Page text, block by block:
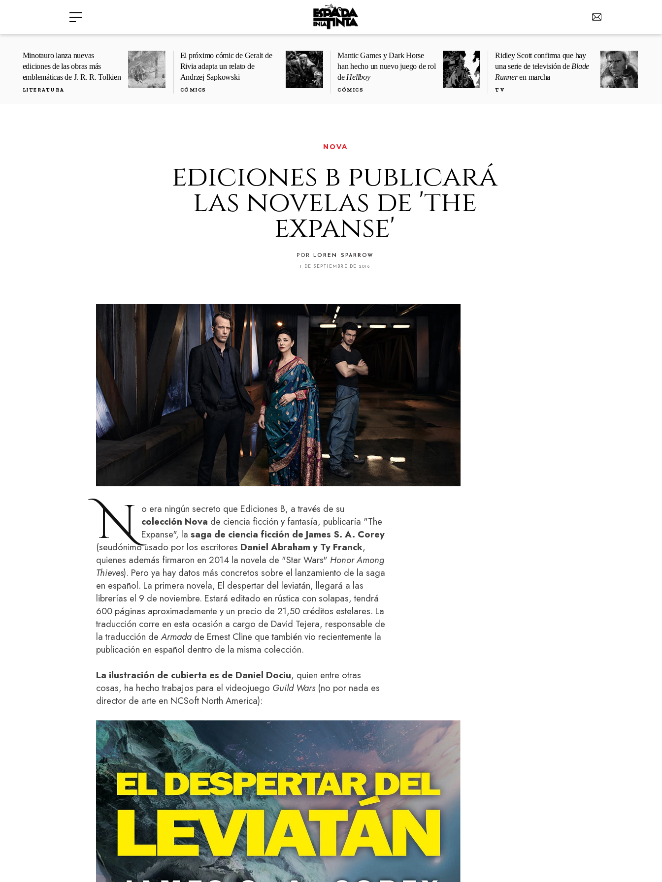
Minotauro lanza nuevas
ediciones de las obras más
emblemáticas de J. R. R. Tolkien
LITERATURA
El próximo cómic de Geralt de
Rivia adapta un relato de
Andrzej Sapkowski
CÓMICS
Mantic Games y Dark Horse
han hecho un nuevo juego de rol
de Hellboy
CÓMICS
Ridley Scott confirma que hay
una serie de televisión de Blade
Runneren marcha
TV
NOVA
ediciones b publicará
las novelas de 'the
expanse'
POR LOREN SPARROW
1 DE SEPTIEMBRE DE 2016
N o era ningún secreto que Ediciones B, a través de su
colección Nova de ciencia ficción y fantasía, publicaría "The
Expanse", la saga de ciencia ficción de James S. A. Corey
(seudónimo usado por los escritores Daniel Abraham y Ty Franck,
quienes además firmaron en 2014 la novela de "Star Wars" Honor Among
Thieves). Pero ya hay datos más concretos sobre el lanzamiento de la saga
en español. La primera novela, El despertar del leviatán, llegará a las
librerías el 9 de noviembre. Estará editado en rústica con solapas, tendrá
600 páginas aproximadamente y un precio de 21,50 créditos estelares. La
traducción corre en esta ocasión a cargo de David Tejera, responsable de
la traducción deArmada de Ernest Cline que también vio recientemente la
publicación en español dentro de la misma colección.
La ilustración de cubierta es de Daniel Dociu, quien entre otras
cosas, ha hecho trabajos para el videojuego Guild Wars(no por nada es
director de arte en NCSoft North America):
›